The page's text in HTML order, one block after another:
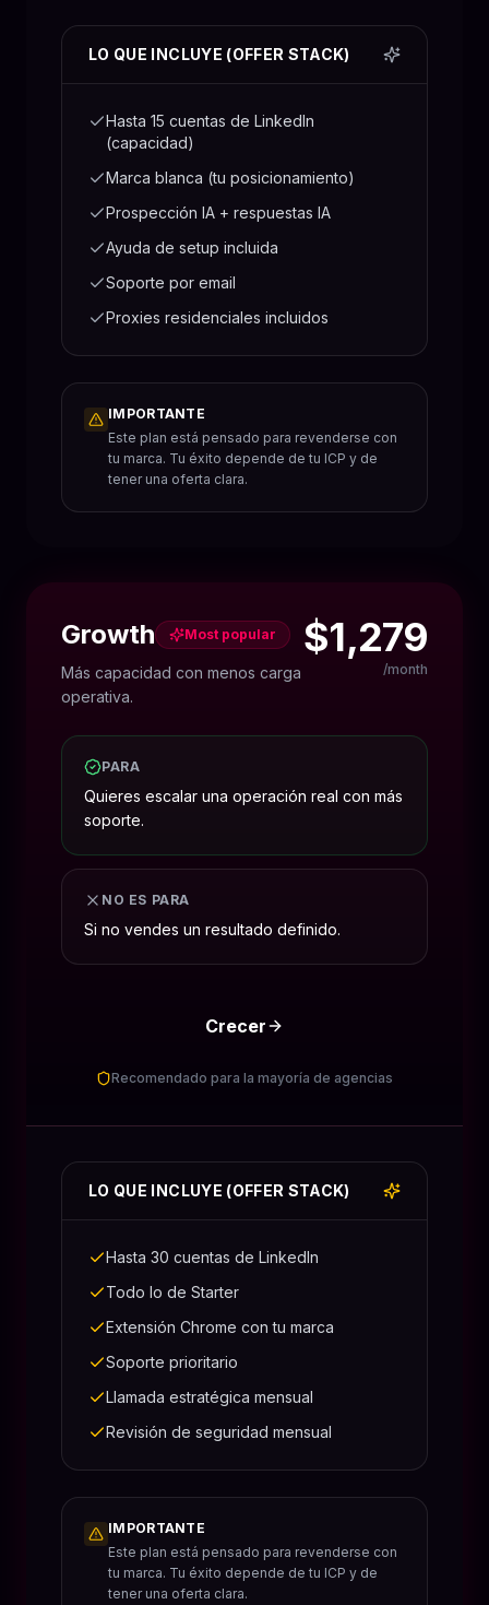
LO QUE INCLUYE (OFFER STACK)
Hasta 15 cuentas de LinkedIn
(capacidad)
Marca blanca (tu posicionamiento)
Prospección IA + respuestas IA
Ayuda de setup incluida
Soporte por email
Proxies residenciales incluidos
IMPORTANTE
Este plan está pensado para revenderse con
tu marca. Tu éxito depende de tu ICP y de
tener una oferta clara.
Growth Most popular
Más capacidad con menos carga
operativa.
$1,279
/month
PARA
Quieres escalar una operación real con más
soporte.
NO ES PARA
Si no vendes un resultado definido.
Crecer
Recomendado para la mayoría de agencias
LO QUE INCLUYE (OFFER STACK)
Hasta 30 cuentas de LinkedIn
Todo lo de Starter
Extensión Chrome con tu marca
Soporte prioritario
Llamada estratégica mensual
Revisión de seguridad mensual
IMPORTANTE
Este plan está pensado para revenderse con
tu marca. Tu éxito depende de tu ICP y de
tener una oferta clara.